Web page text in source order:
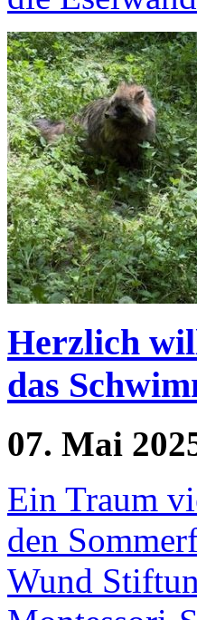
Herzlich
das
07. Mai
Ein Traum
den
Wund